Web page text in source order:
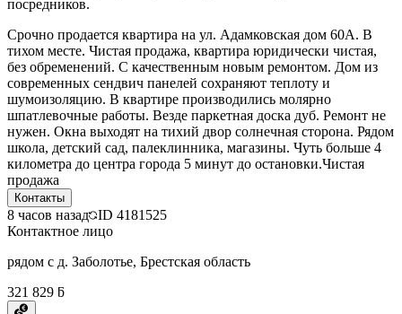
посредников.
Срочно продается квартира на ул. Адамковская дом 60А. В
тихом месте. Чистая продажа, квартира юридически чистая,
без обременений. С качественным новым ремонтом. Дом из
современных сендвич панелей сохраняют теплоту и
шумоизоляцию. В квартире производились молярно
шпатлевочные работы. Везде паркетная доска дуб. Ремонт не
нужен. Окна выходят на тихий двор солнечная сторона. Рядом
школа, детский сад, палеклинника, магазины. Чуть больше 4
километра до центра города 5 минут до остановки.Чистая
продажа
Контакты
8 часов назад ID 4181525
Контактное лицо
рядом с д. Заболотье, Брестская область
321 829 ƃ